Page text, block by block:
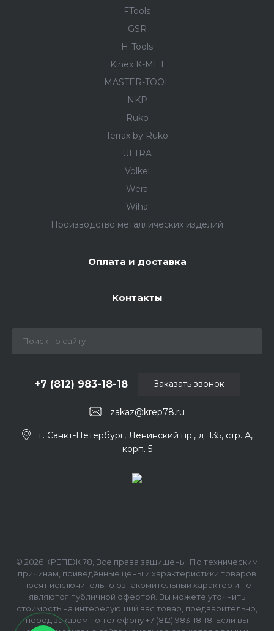
FTools
GSR
H-Tools
Kinex K-MET
MASTER-TOOL
NKP
Ruko
Terrax by Ruko
ULTRA
Volkel
Wera
Wiha
Производство металлических изделий
Оплата и доставка
Контакты
zakaz@krep78.ru
+7 (812) 983-18-18
г. Санкт-Петербург, Ленинский пр., д. 135, стр. А,
корп. 5
Заказать звонок
© 2026 КРЕПЕЖ 78, Все права защищены. По техническим
причинам, приведённые цены и характеристики товаров
носят исключительно ознакомительный характер и не
являются публичной офертой. Вы можете уточнить
стоимость на интересующий вас товар, предварительно,
перед заказом по телефону +7 (812) 983-18-18. Если вы